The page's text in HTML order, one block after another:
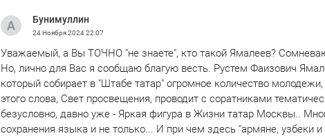
Бунимуллин
24 Ноября 202422:07
Уважаемый, а Вы ТОЧНО "не знаете", кто такой Ямалеев?
Но, лично для Вас я сообщаю благую весть. Рустем Фаизович
который собирает в "Штабе татар" огромное количество
этого слова, Свет просвещения, проводит с соратниками
безусловно, давно уже - Яркая фигура в Жизни татар Москвы..
сохранения языка и не только... И при чем здесь "армяне, узбеки и